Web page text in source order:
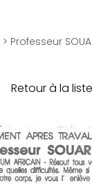
> Professeur
Retour à la liste